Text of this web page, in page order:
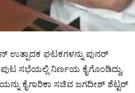
ಉತ್ಪಾದಕ ಘಟಕಗಳನ್ನು ಪುನರ್‌
ಸಭೆಯಲ್ಲಿ ನಿರ್ಣಯ ಕೈಗೊಂಡಿದ್ದು,
ಕೈಗಾರಿಕಾ ಸಚಿವ ಜಗದೀಶ್ ಶೆಟ್ಟರ್